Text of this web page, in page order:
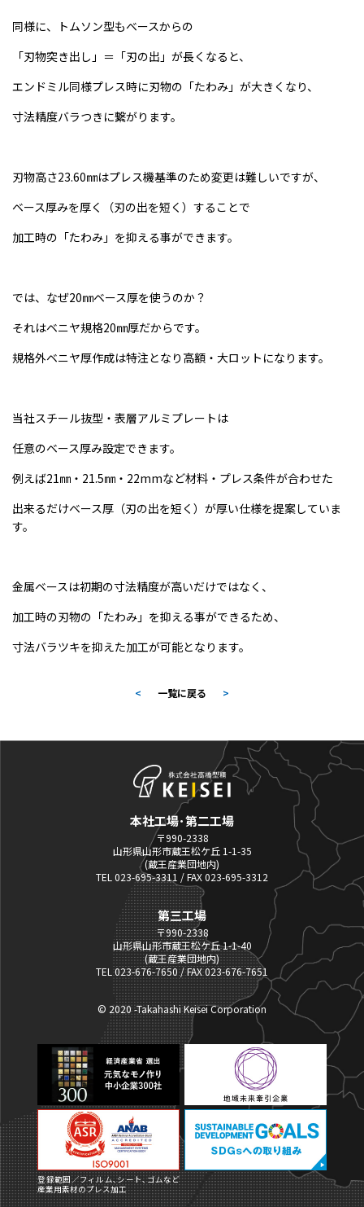
同様に、トムソン型もベースからの
「刃物突き出し」＝「刃の出」が長くなると、
エンドミル同様プレス時に刃物の「たわみ」が大きくなり、
寸法精度バラつきに繋がります。
刃物高さ23.60㎜はプレス機基準のため変更は難しいですが、
ベース厚みを厚く（刃の出を短く）することで
加工時の「たわみ」を抑える事ができます。
では、なぜ20㎜ベース厚を使うのか？
それはベニヤ規格20㎜厚だからです。
規格外ベニヤ厚作成は特注となり高額・大ロットになります。
当社スチール抜型・表層アルミプレートは
任意のベース厚み設定できます。
例えば21㎜・21.5㎜・22mmなど材料・プレス条件が合わせた
出来るだけベース厚（刃の出を短く）が厚い仕様を提案していま
す。
金属ベースは初期の寸法精度が高いだけではなく、
加工時の刃物の「たわみ」を抑える事ができるため、
寸法バラツキを抑えた加工が可能となります。
< 一覧に戻る >
本社工場･第二工場
〒990-2338
山形県山形市蔵王松ケ丘 1-1-35
(蔵王産業団地内)
TEL 023-695-3311 / FAX 023-695-3312
第三工場
〒990-2338
山形県山形市蔵王松ケ丘 1-1-40
(蔵王産業団地内)
TEL 023-676-7650 / FAX 023-676-7651
© 2020 -Takahashi Keisei Corporation
登録範囲／フィルム､シート､ゴムなど
産業用素材のプレス加工